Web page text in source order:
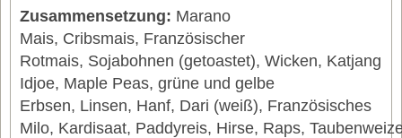
Zusammensetzung: Marano
Mais, Cribsmais, Französischer
Rotmais, Sojabohnen (getoastet), Wicken, Katjang
Idjoe, Maple Peas, grüne und gelbe
Erbsen, Linsen, Hanf, Dari (weiß), Französisches
Milo, Kardisaat, Paddyreis, Hirse, Raps,